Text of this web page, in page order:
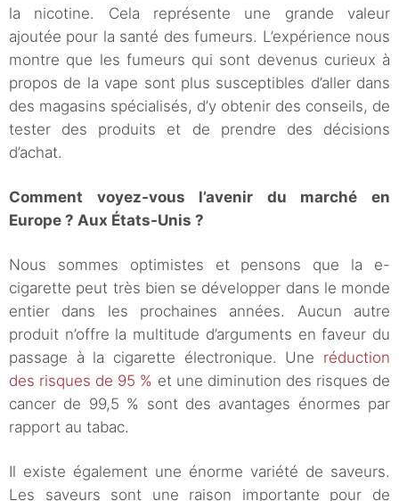
la nicotine. Cela représente une grande valeur
ajoutée pour la santé des fumeurs. L’expérience nous
montre que les fumeurs qui sont devenus curieux à
propos de la vape sont plus susceptibles d’aller dans
des magasins spécialisés, d’y obtenir des conseils, de
tester des produits et de prendre des décisions
d’achat.
Comment voyez-vous l’avenir du marché en
Europe ? Aux États-Unis ?
Nous sommes optimistes et pensons que la e-
cigarette peut très bien se développer dans le monde
entier dans les prochaines années. Aucun autre
produit n’offre la multitude d’arguments en faveur du
passage à la cigarette électronique. Une réduction
des risques de 95 % et une diminution des risques de
cancer de 99,5 % sont des avantages énormes par
rapport au tabac.
Il existe également une énorme variété de saveurs.
Les saveurs sont une raison importante pour de